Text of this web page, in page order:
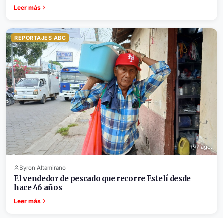
Leer más
REPORTAJES ABC
7 ago.
Byron Altamirano
El vendedor de pescado que recorre Estelí desde
hace 46 años
Leer más